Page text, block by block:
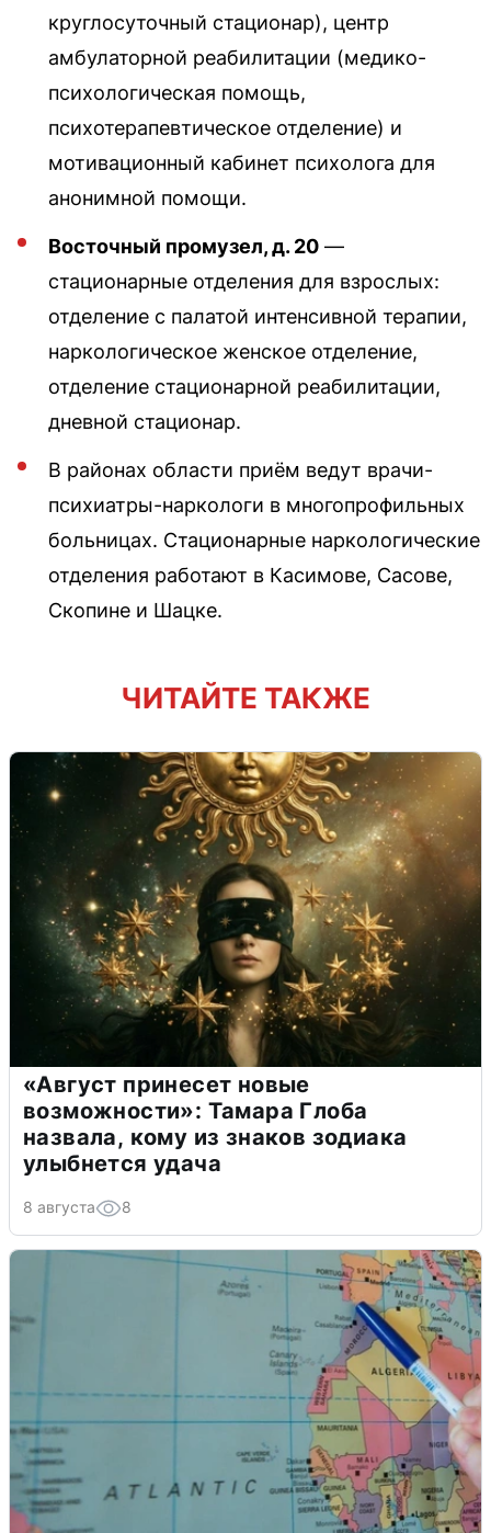
круглосуточный стационар), центр
амбулаторной реабилитации (медико-
психологическая помощь,
психотерапевтическое отделение) и
мотивационный кабинет психолога для
анонимной помощи.
Восточный промузел, д. 20 —
стационарные отделения для взрослых:
отделение с палатой интенсивной терапии,
наркологическое женское отделение,
отделение стационарной реабилитации,
дневной стационар.
В районах области приём ведут врачи-
психиатры-наркологи в многопрофильных
больницах. Стационарные наркологические
отделения работают в Касимове, Сасове,
Скопине и Шацке.
ЧИТАЙТЕ ТАКЖЕ
«Август принесет новые
возможности»: Тамара Глоба
назвала, кому из знаков зодиака
улыбнется удача
8 августа 8